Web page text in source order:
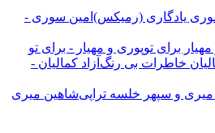
امین سوری -
پوری و مهیار - برای تو
آزاد کمالیان -
شاهین میری